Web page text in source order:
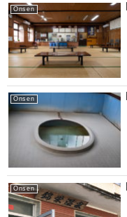
Onsen
Onsen
Onsen